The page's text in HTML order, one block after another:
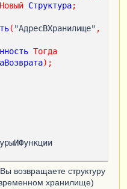
Новый Структура;
( "АдресВХранилище" ,
Тогда
);
()
возвращаете структуру
хранилище)